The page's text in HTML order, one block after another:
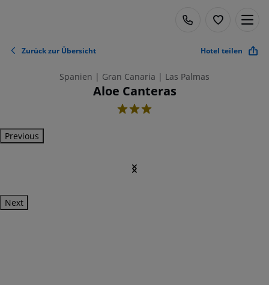
Zurück zur Übersicht Hotel teilen
Spanien | Gran Canaria | Las Palmas
Aloe Canteras
3
Previous
Next